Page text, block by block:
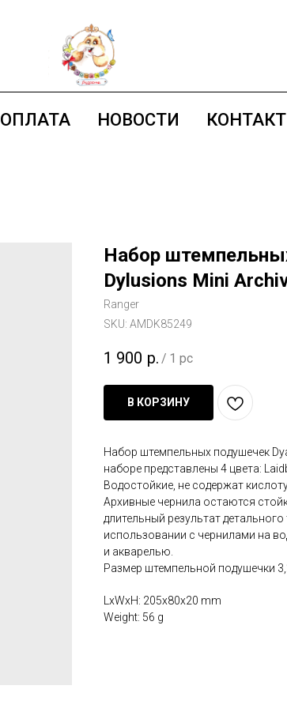
ОПЛАТА НОВОСТИ
Набор
Dylusions Mini
Ranger
SKU: AMDK85249
1 900 р. / 1 pc
В КОРЗИНУ
Набор штемпельных подушечек
наборе представлены 4 цвета:
Водостойкие, не содержат
Архивные чернила остаются
длительный результат
использовании с чернилами на
и акварелью.
Размер штемпельной подушечки
LxWxH: 205x80x20 mm
Weight: 56 g